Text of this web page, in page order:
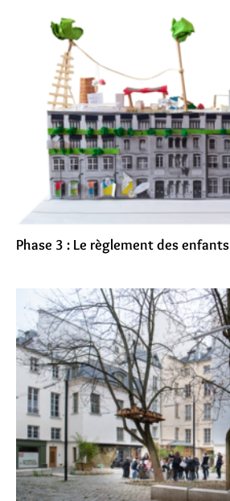
Phase 3 : Le règlement des enfants